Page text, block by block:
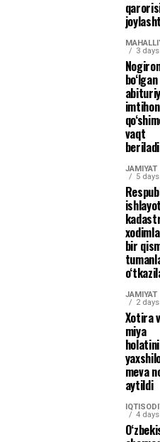
3
bo‘lgan
vaqt
beriladi
JAMIYAT
5
bir
JAMIYAT
2
Xotira
miya
holatini
meva
aytildi
4